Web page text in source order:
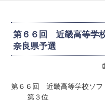
第６６回 近畿高等学
奈良県予選
第６６回 近畿高等学校ソ
第３位